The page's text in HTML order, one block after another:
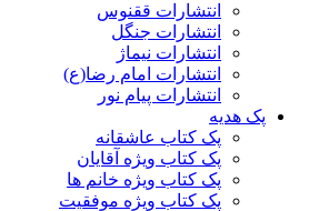
انتشارات ققنوس
انتشارات جنگل
انتشارات نیماژ
انتشارات امام رضا(ع)
انتشارات پیام نور
پک هدیه
پک کتاب عاشقانه
پک کتاب ویژه آقایان
پک کتاب ویژه خانم ها
پک کتاب ویژه موفقیت